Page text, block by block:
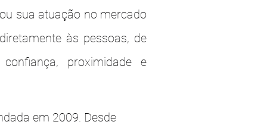
sua atuação no mercado
às pessoas, de
proximidade e
em 2009. Desde